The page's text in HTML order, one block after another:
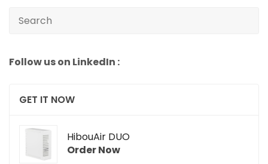
Follow us on LinkedIn :
GET IT NOW
HibouAir DUO
Order Now